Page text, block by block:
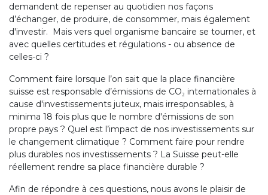
demandent de repenser au quotidien nos façons
d’échanger, de produire, de consommer, mais également
d'investir. Mais vers quel organisme bancaire se tourner, et
avec quelles certitudes et régulations - ou absence de
celles-ci ?
Comment faire lorsque l’on sait que la place financière
suisse est responsable d’émissions de CO₂ internationales à
cause d'investissements juteux, mais irresponsables, à
minima 18 fois plus que le nombre d'émissions de son
propre pays ? Quel est l’impact de nos investissements sur
le changement climatique ? Comment faire pour rendre
plus durables nos investissements ? La Suisse peut-elle
réellement rendre sa place financière durable ?
Afin de répondre à ces questions, nous avons le plaisir de